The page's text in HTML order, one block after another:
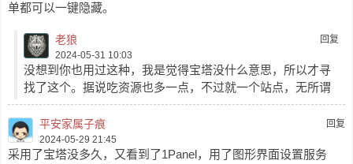
单都可以一键隐藏。
回复
老狼
2024-05-31 10:03
没想到你也用过这种，我是觉得宝塔没什么意思，所以才寻
找了这个。据说吃资源也多一点，不过就一个站点，无所谓
回复
平安家属子痕
2024-05-29 21:45
采用了宝塔没多久，又看到了1Panel，用了图形界面设置服务